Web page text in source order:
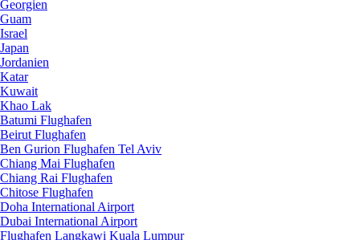
Georgien
Guam
Israel
Japan
Jordanien
Katar
Kuwait
Khao Lak
Batumi Flughafen
Beirut Flughafen
Ben Gurion Flughafen Tel Aviv
Chiang Mai Flughafen
Chiang Rai Flughafen
Chitose Flughafen
Doha International Airport
Dubai International Airport
Flughafen Langkawi Kuala Lumpur